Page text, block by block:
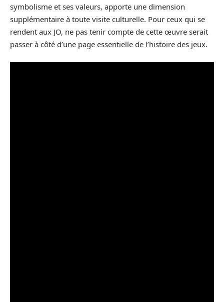
symbolisme et ses valeurs, apporte une dimension
supplémentaire à toute visite culturelle. Pour ceux qui se
rendent aux JO, ne pas tenir compte de cette œuvre serait
passer à côté d’une page essentielle de l’histoire des jeux.